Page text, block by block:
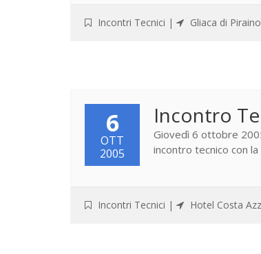
Incontri Tecnici | Gliaca di Piraino
6
OTT
2005
Incontro
Giovedì 6 ottobre
incontro tecnico con
Incontri Tecnici | Hotel Costa